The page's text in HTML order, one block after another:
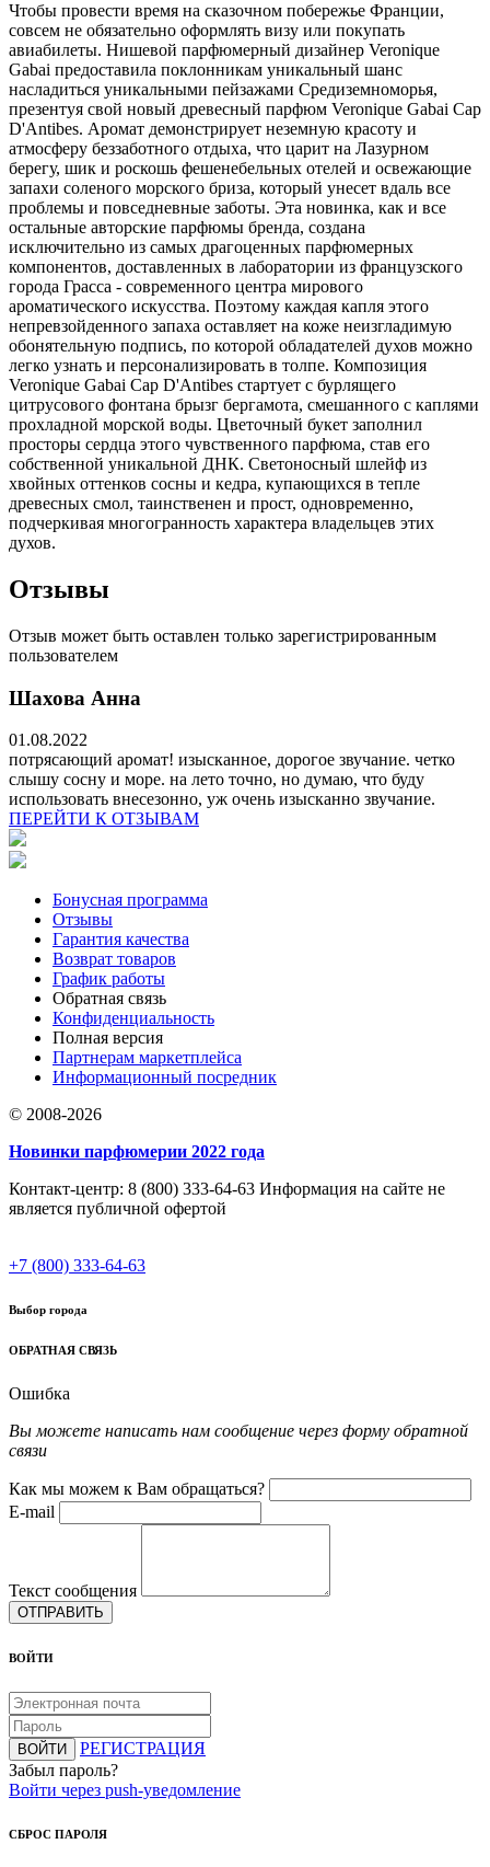
Чтобы провести время на сказочном побережье Франции,
совсем не обязательно оформлять визу или покупать
авиабилеты. Нишевой парфюмерный дизайнер Veronique
Gabai предоставила поклонникам уникальный шанс
насладиться уникальными пейзажами Средиземноморья,
презентуя свой новый древесный парфюм Veronique Gabai Cap
D'Antibes. Аромат демонстрирует неземную красоту и
атмосферу беззаботного отдыха, что царит на Лазурном
берегу, шик и роскошь фешенебельных отелей и освежающие
запахи соленого морского бриза, который унесет вдаль все
проблемы и повседневные заботы. Эта новинка, как и все
остальные авторские парфюмы бренда, создана
исключительно из самых драгоценных парфюмерных
компонентов, доставленных в лаборатории из французского
города Грасса - современного центра мирового
ароматического искусства. Поэтому каждая капля этого
непревзойденного запаха оставляет на коже неизгладимую
обонятельную подпись, по которой обладателей духов можно
легко узнать и персонализировать в толпе. Композиция
Veronique Gabai Cap D'Antibes стартует с бурлящего
цитрусового фонтана брызг бергамота, смешанного с каплями
прохладной морской воды. Цветочный букет заполнил
просторы сердца этого чувственного парфюма, став его
собственной уникальной ДНК. Светоносный шлейф из
хвойных оттенков сосны и кедра, купающихся в тепле
древесных смол, таинственен и прост, одновременно,
подчеркивая многогранность характера владельцев этих
духов.
Отзывы
Отзыв может быть оставлен только зарегистрированным
пользователем
Шахова Анна
01.08.2022
потрясающий аромат! изысканное, дорогое звучание. четко
слышу сосну и море. на лето точно, но думаю, что буду
использовать внесезонно, уж очень изысканно звучание.
ПЕРЕЙТИ К ОТЗЫВАМ
Бонусная программа
Отзывы
Гарантия качества
Возврат товаров
График работы
Обратная связь
Конфиденциальность
Полная версия
Партнерам маркетплейса
Информационный посредник
© 2008-2026
Новинки парфюмерии 2022 года
Контакт-центр: 8 (800) 333-64-63 Информация на сайте не
является публичной офертой
+7 (800) 333-64-63
Выбор города
ОБРАТНАЯ СВЯЗЬ
Ошибка
Вы можете написать нам сообщение через форму обратной
связи
Как мы можем к Вам обращаться?
E-mail
Текст сообщения
ОТПРАВИТЬ
ВОЙТИ
ВОЙТИ
РЕГИСТРАЦИЯ
Забыл пароль?
Войти через push-уведомление
СБРОС ПАРОЛЯ